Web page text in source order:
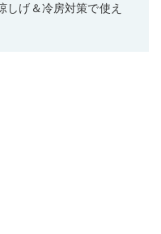
しげ＆冷房対策で使え